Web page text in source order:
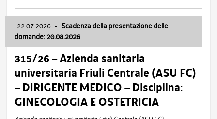
22.07.2026 - Scadenza della presentazione delle
domande: 20.08.2026
315/26 – Azienda sanitaria
universitaria Friuli Centrale (ASU FC)
– DIRIGENTE MEDICO – Disciplina:
GINECOLOGIA E OSTETRICIA